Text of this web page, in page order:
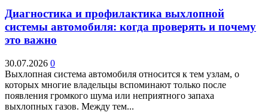
Диагностика и профилактика выхлопной
системы автомобиля: когда проверять и почему
это важно
30.07.2026 0
Выхлопная система автомобиля относится к тем узлам, о
которых многие владельцы вспоминают только после
появления громкого шума или неприятного запаха
выхлопных газов. Между тем...